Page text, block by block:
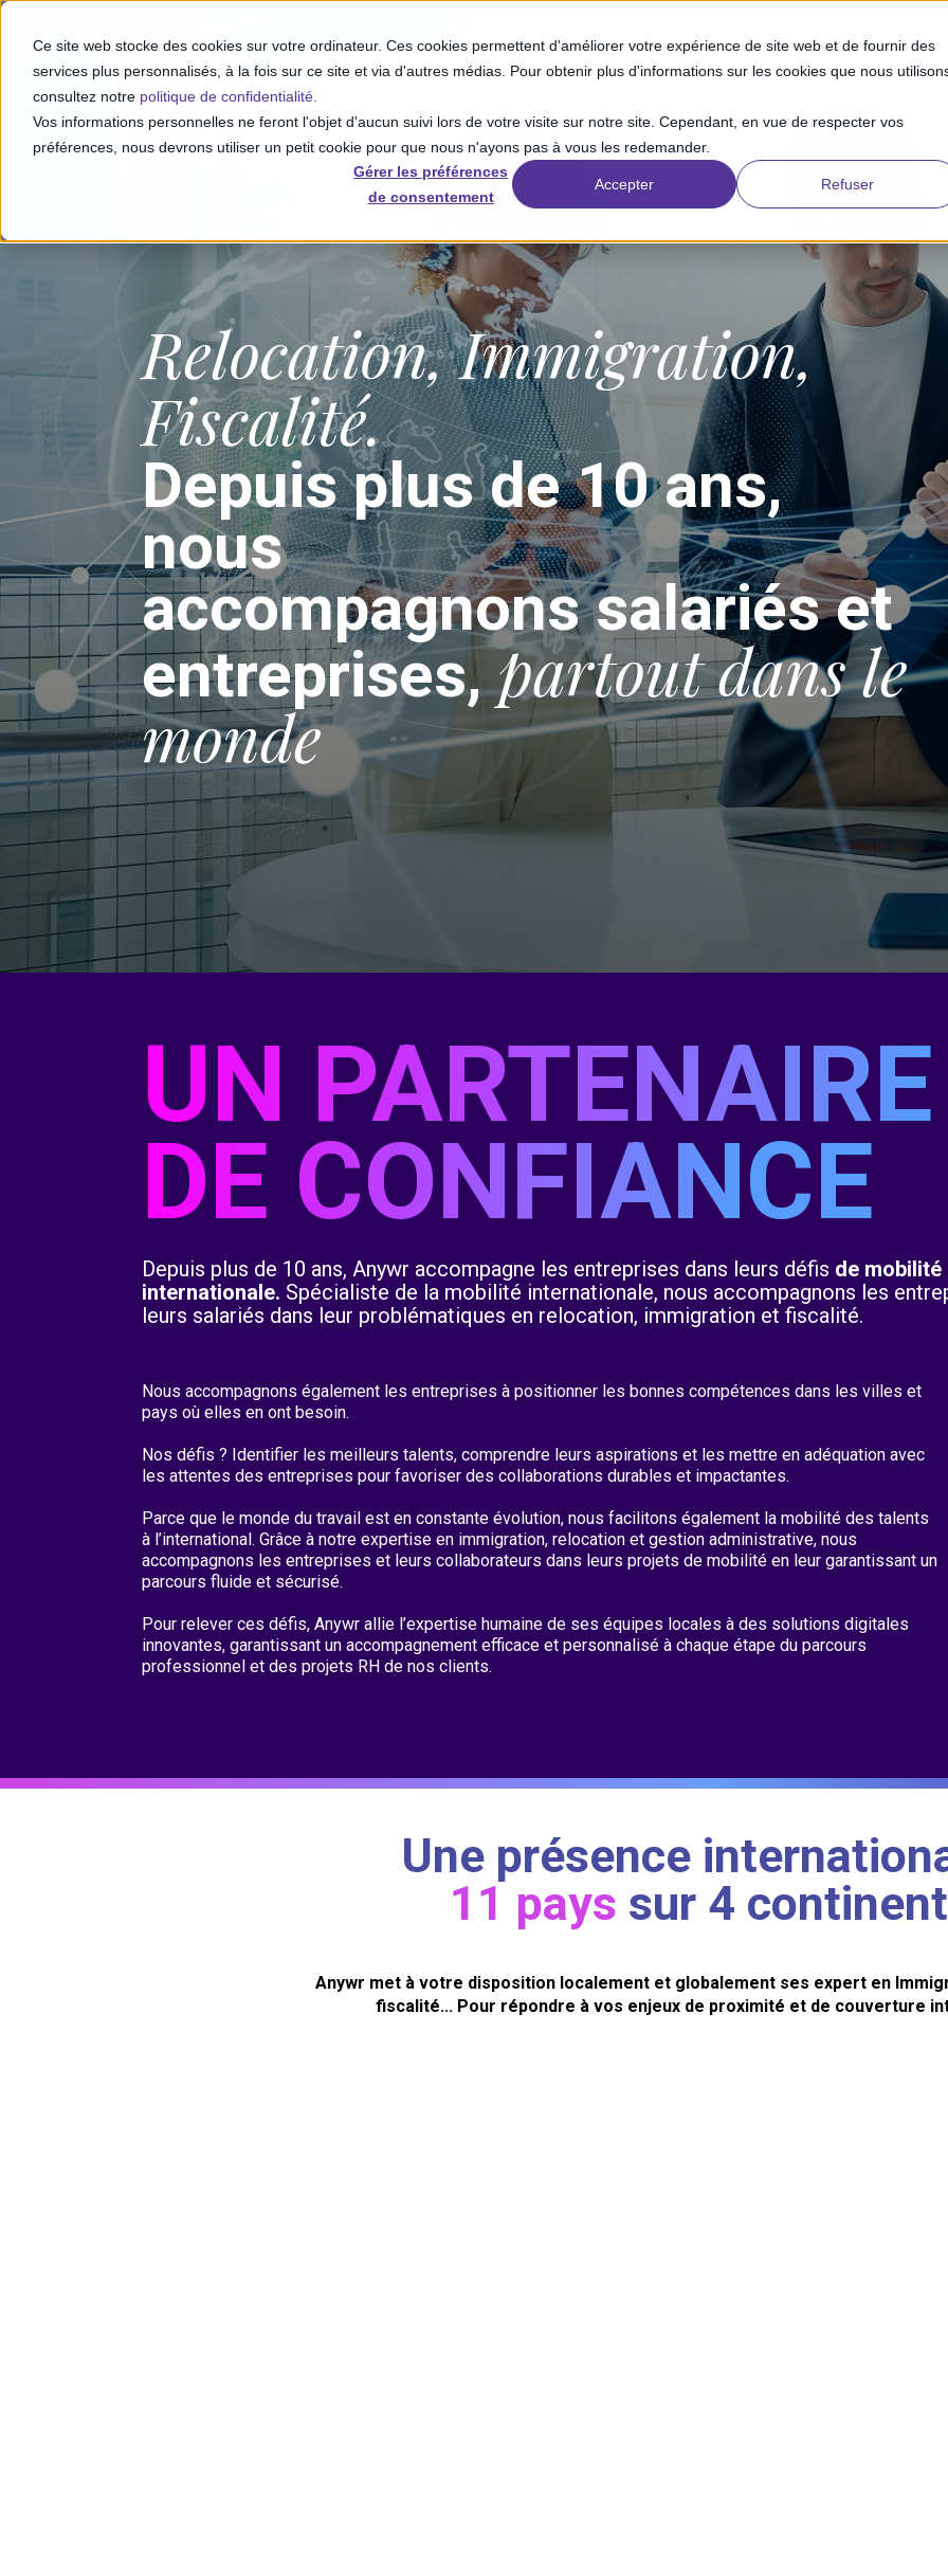
Ce site web stocke des cookies sur votre ordinateur. Ces cookies permettent d'améliorer votre expérience de site web et de fournir des
services plus personnalisés, à la fois sur ce site et via d'autres médias. Pour obtenir plus d'informations sur les cookies que nous
consultez notre politique de confidentialité.
Vos informations personnelles ne feront l'objet d'aucun suivi lors de votre visite sur notre site. Cependant, en vue de respecter vos
préférences, nous devrons utiliser un petit cookie pour que nous n'ayons pas à vous les redemander.
Gérer les préférences
de consentement
Accepter Refuser
YourInternational Workforce
Partner
Relocation, Immigration,
Fiscalité.
Depuis plus de 10 ans,
nous
accompagnons salariés et
entreprises,partout dans le
monde
UN
DE CONFIANCE
Depuis plus de 10 ans, Anywr accompagne les entreprises dans leurs défis de mobilité
internationale. Spécialiste de la mobilité internationale, nous accompagnons les
leurs salariés dans leur problématiques en relocation, immigration et fiscalité.
Nous accompagnons également les entreprises à positionner les bonnes compétences dans les villes et
pays où elles en ont besoin.
Nos défis ? Identifier les meilleurs talents, comprendre leurs aspirations et les mettre en adéquation avec
les attentes des entreprises pour favoriser des collaborations durables et impactantes.
Parce que le monde du travail est en constante évolution, nous facilitons également la mobilité des talents
à l’international. Grâce à notre expertise en immigration, relocation et gestion administrative, nous
accompagnons les entreprises et leurs collaborateurs dans leurs projets de mobilité en leur garantissant un
parcours fluide et sécurisé.
Pour relever ces défis, Anywr allie l’expertise humaine de ses équipes locales à des solutions digitales
innovantes, garantissant un accompagnement efficace et personnalisé à chaque étape du parcours
professionnel et des projets RH de nos clients.
Une présence
11 pays sur 4
Anywr met à votre disposition localement et globalement ses expert en
fiscalité... Pour répondre à vos enjeux de proximité et de couverture